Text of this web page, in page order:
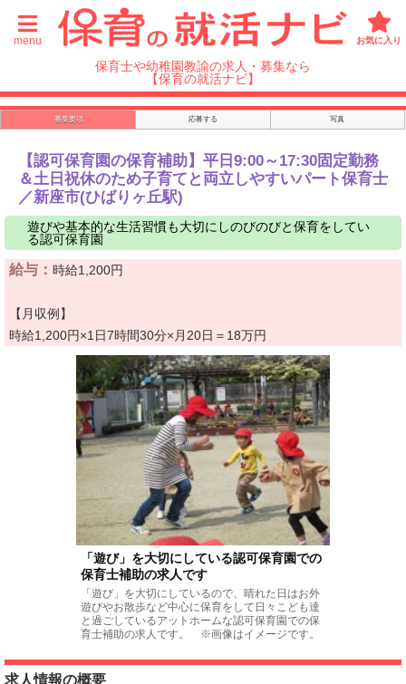
menu お気に入り
保育士や幼稚園教諭の求人・募集なら
【保育の就活ナビ】
募集要項 応募する 写真
【認可保育園の保育補助】平日9:00～17:30固定勤務
＆土日祝休のため子育てと両立しやすいパート保育士
／新座市(ひばりヶ丘駅)
遊びや基本的な生活習慣も大切にしのびのびと保育をしてい
る認可保育園
給与： 時給1,200円
【月収例】
時給1,200円×1日7時間30分×月20日＝18万円
「遊び」を大切にしている認可保育園での
保育士補助の求人です
「遊び」を大切にしているので、晴れた日はお外
遊びやお散歩など中心に保育をして日々こども達
と過ごしているアットホームな認可保育園での保
育士補助の求人です。 ※画像はイメージです。
求人情報の概要